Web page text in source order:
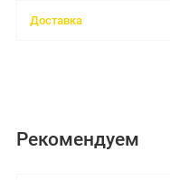
Доставка
Рекомендуем